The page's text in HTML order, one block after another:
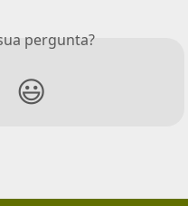
pergunta?
😃